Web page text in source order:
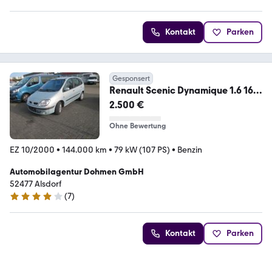
Kontakt Parken
Gesponsert
Renault Scenic Dynamique 1.6 16V
AUTOMATIK !!!
2.500 €
Ohne Bewertung
EZ 10/2000 • 144.000 km • 79 kW (107 PS) • Benzin
Automobilagentur Dohmen GmbH
52477 Alsdorf
3.8 Sterne
(7)
Kontakt Parken